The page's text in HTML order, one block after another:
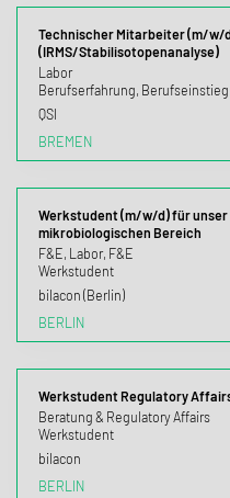
Technischer Mitarbeiter (m/w/
(IRMS/Stabilisotopenanalyse)
Labor
Berufserfahrung, Berufseinstieg
QSI
BREMEN
Werkstudent (m/w/d) für
mikrobiologischen Bereich
F&E, Labor, F&E
Werkstudent
bilacon (Berlin)
BERLIN
Werkstudent Regulatory
Beratung & Regulatory Affairs
Werkstudent
bilacon
BERLIN